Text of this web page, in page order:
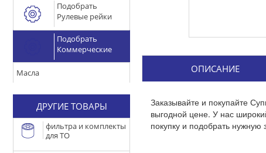
Подобрать
Рулевые рейки
Подобрать
Коммерческие
Масла
ДРУГИЕ ТОВАРЫ
фильтра и комплекты
для ТО
ОПИСАНИЕ
Заказывайте и покупайте
выгодной цене. У нас
покупку и подобрать нужную